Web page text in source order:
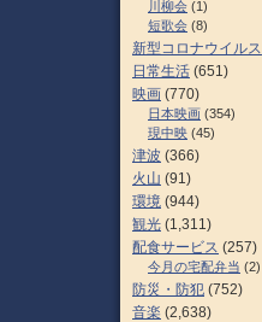
川柳会 (1)
短歌会 (8)
新型コロナウイルス
日常生活 (651)
映画 (770)
日本映画 (354)
現中映 (45)
津波 (366)
火山 (91)
環境 (944)
観光 (1,311)
配食サービス (257)
今月の宅配弁当 (2)
防災・防犯 (752)
音楽 (2,638)